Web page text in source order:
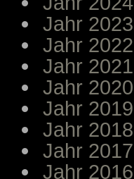
Jahr 2023
Jahr 2022
Jahr 2021
Jahr 2020
Jahr 2019
Jahr 2018
Jahr 2017
Jahr 2016